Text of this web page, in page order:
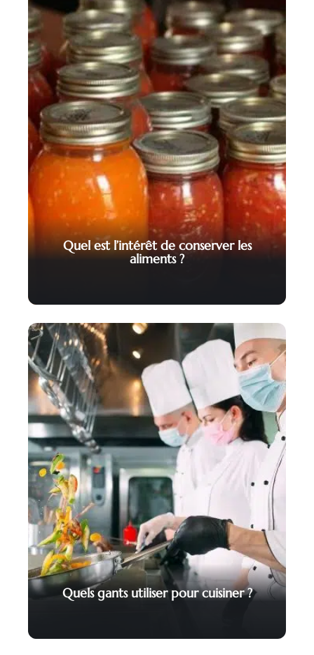
Quel est l’intérêt de conserver les
aliments ?
Quels gants utiliser pour cuisiner ?